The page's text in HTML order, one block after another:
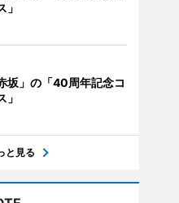
」
坂」の「40周年記念コ
」
と見る